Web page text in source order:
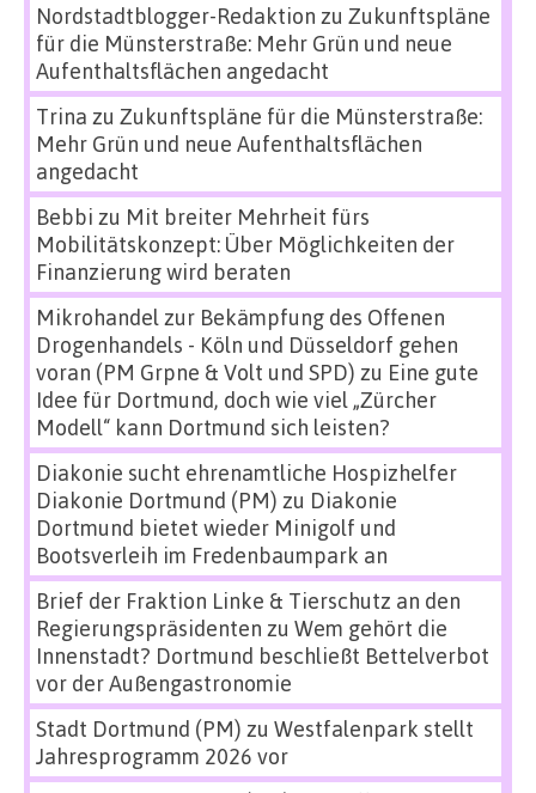
Nordstadtblogger-Redaktion zu Zukunftspläne
für die Münsterstraße: Mehr Grün und neue
Aufenthaltsflächen angedacht
Trina zu Zukunftspläne für die Münsterstraße:
Mehr Grün und neue Aufenthaltsflächen
angedacht
Bebbi zu Mit breiter Mehrheit fürs
Mobilitätskonzept: Über Möglichkeiten der
Finanzierung wird beraten
Mikrohandel zur Bekämpfung des Offenen
Drogenhandels - Köln und Düsseldorf gehen
voran (PM Grpne & Volt und SPD) zu Eine gute
Idee für Dortmund, doch wie viel „Zürcher
Modell“ kann Dortmund sich leisten?
Diakonie sucht ehrenamtliche Hospizhelfer
Diakonie Dortmund (PM) zu Diakonie
Dortmund bietet wieder Minigolf und
Bootsverleih im Fredenbaumpark an
Brief der Fraktion Linke & Tierschutz an den
Regierungspräsidenten zu Wem gehört die
Innenstadt? Dortmund beschließt Bettelverbot
vor der Außengastronomie
Stadt Dortmund (PM) zu Westfalenpark stellt
Jahresprogramm 2026 vor